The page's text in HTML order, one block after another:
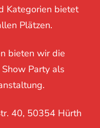
Kategorien bietet
Plätzen.
bieten wir die
Party als
40, 50354 Hürth